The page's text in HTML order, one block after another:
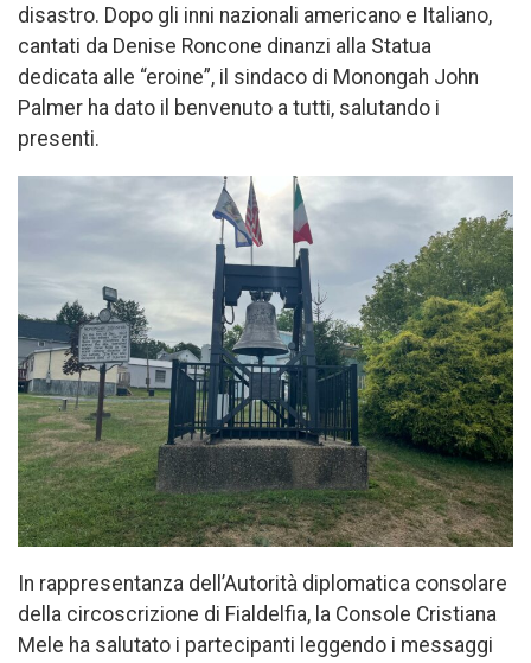
disastro. Dopo gli inni nazionali americano e Italiano,
cantati da Denise Roncone dinanzi alla Statua
dedicata alle “eroine”, il sindaco di Monongah John
Palmer ha dato il benvenuto a tutti, salutando i
presenti.
In rappresentanza dell’Autorità diplomatica consolare
della circoscrizione di Fialdelfia, la Console Cristiana
Mele ha salutato i partecipanti leggendo i messaggi